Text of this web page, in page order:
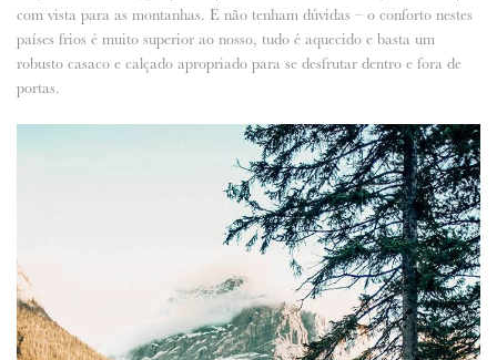
com vista para as montanhas. E não tenham dúvidas – o conforto nestes
países frios é muito superior ao nosso, tudo é aquecido e basta um
robusto casaco e calçado apropriado para se desfrutar dentro e fora de
portas.